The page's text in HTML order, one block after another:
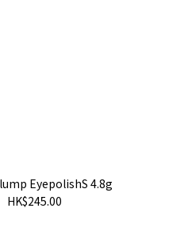
EyepolishS 4.8g
HK$245.00